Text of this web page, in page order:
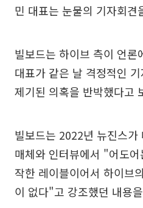
민 대표는 눈물의 기자회
빌보드는 하이브 측이 언론
대표가 같은 날 격정적인
제기된 의혹을 반박했다고
빌보드는 2022년 뉴진스가
매체와 인터뷰에서 "어도
작한 레이블이어서 하이브
이 없다"고 강조했던 내용